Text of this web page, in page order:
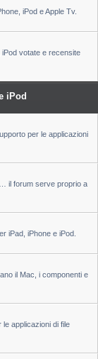
iPod e Apple Tv.
iPod votate e recensite
iPod
per le applicazioni
il forum serve proprio a
iPad, iPhone e iPod.
il Mac, i componenti e
applicazioni di file